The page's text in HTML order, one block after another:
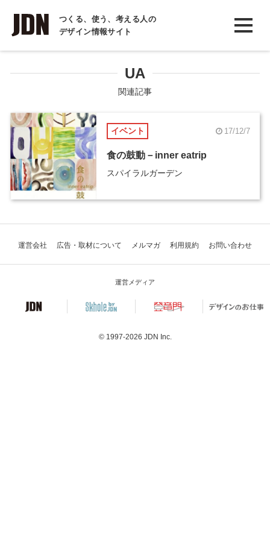
つくる、使う、考える人の
デザイン情報サイト
INTERVIEW
インタビュー
COLUMN
コラム
UA
関連記事
イベント 17/12/7
食の鼓動－inner eatrip
スパイラルガーデン
運営会社 広告・取材について メルマガ 利用規約 お問い合わせ
運営メディア
© 1997-2026 JDN Inc.